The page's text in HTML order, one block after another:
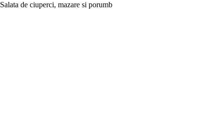
Salata de ciuperci, mazare si porumb